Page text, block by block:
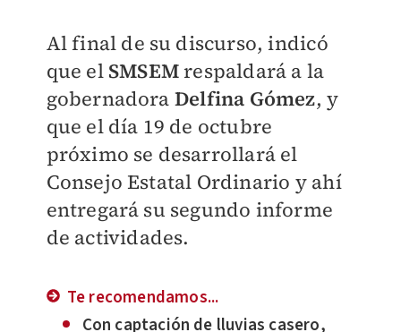
Al final de su discurso, indicó
que el SMSEMrespaldará a la
gobernadora Delfina Gómez, y
que el día 19 de octubre
próximo se desarrollará el
Consejo Estatal Ordinario y ahí
entregará su segundo informe
de actividades.
Te recomendamos...
Con captación de lluvias casero,